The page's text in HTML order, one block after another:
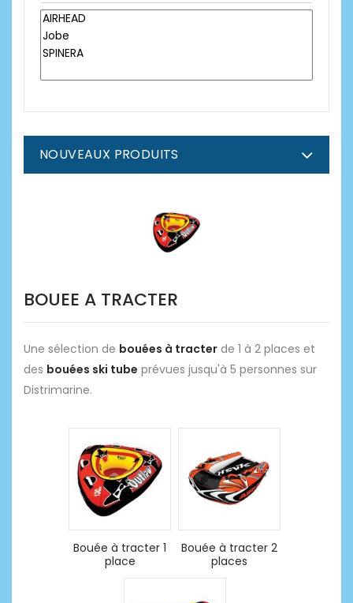
NOUVEAUX PRODUITS
BOUEE A TRACTER
Une sélection de bouées à tracter de 1 à 2 places et
des bouées ski tube prévues jusqu'à 5 personnes sur
Distrimarine.
Bouée à tracter 1
place
Bouée à tracter 2
places